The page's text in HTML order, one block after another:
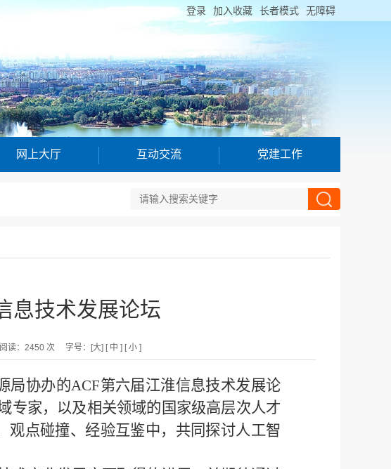
登录 加入收藏 长者模式 无障碍
网上大厅 互动交流 党建工作
息技术发展论坛
阅读： 2450次 字号： [大] [ 中 ] [ 小 ]
局协办的ACF第六届江淮信息技术发展论
专家，以及相关领域的国家级高层次人才
观点碰撞、经验互鉴中，共同探讨人工智